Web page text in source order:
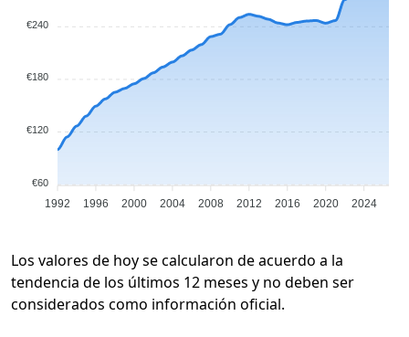
€240
€180
€120
€60
1992 1996 2000 2004 2008 2012 2016 2020 2024
Los valores de hoy se calcularon de acuerdo a la
tendencia de los últimos 12 meses y no deben ser
considerados como información oficial.